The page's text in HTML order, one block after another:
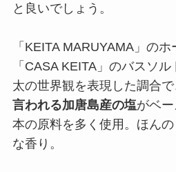
と良いでしょう。
「KEITA MARUYAMA」の
「CASA KEITA」のバスソ
太の世界観を表現した調合で
言われる加唐島産の塩がベ
本の原料を多く使用。ほん
な香り。